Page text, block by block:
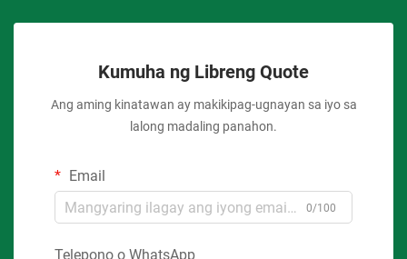
Kumuha ng Libreng Quote
Ang aming kinatawan ay makikipag-ugnayan sa iyo sa
lalong madaling panahon.
Email
0/100
Telepono o WhatsApp